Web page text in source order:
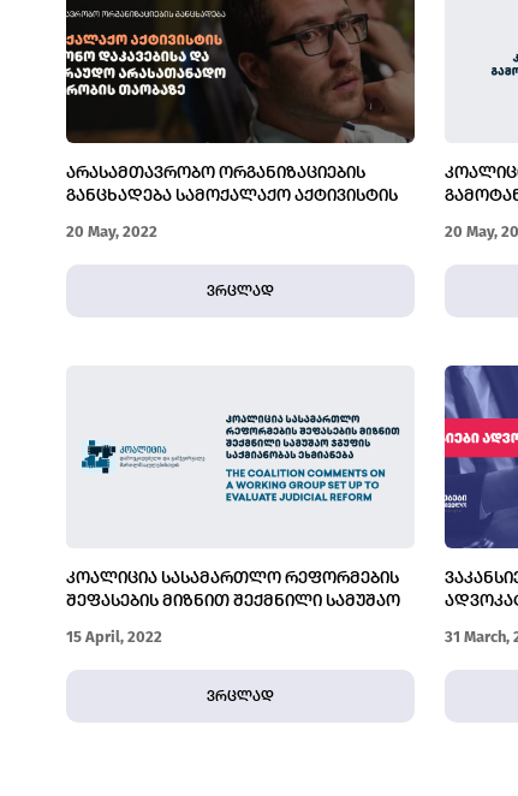
ᲐᲠᲐᲡᲐᲛᲗᲐᲕᲠᲝᲑᲝ ᲝᲠᲒᲐᲜᲘᲖᲐᲪᲘᲔᲑᲘᲡ
ᲒᲐᲜᲪᲮᲐᲓᲔᲑᲐ ᲡᲐᲛᲝᲥᲐᲚᲐᲥᲝ ᲐᲥᲢᲘᲕᲘᲡᲢᲘᲡ
ᲐᲠᲐᲡᲐᲗᲐᲜᲐᲓᲝ ᲛᲝᲞᲧᲠᲝᲑᲘᲡ ᲗᲐᲝᲑᲐᲖᲔ
20 May, 2022
ვრცლად
20 May,
ᲙᲝᲐᲚᲘᲪᲘᲐ ᲡᲐᲡᲐᲛᲐᲠᲗᲚᲝ ᲠᲔᲤᲝᲠᲛᲔᲑᲘᲡ
ᲨᲔᲤᲐᲡᲔᲑᲘᲡ ᲛᲘᲖᲜᲘᲗ ᲨᲔᲥᲛᲜᲘᲚᲘ ᲡᲐᲛᲣᲨᲐᲝ
ᲯᲒᲣᲤᲘᲡ ᲡᲐᲥᲛᲘᲐᲜᲝᲑᲐᲡ ᲔᲮᲛᲘᲐᲜᲔᲑᲐ
15 April, 2022
ვრცლად
31 March,